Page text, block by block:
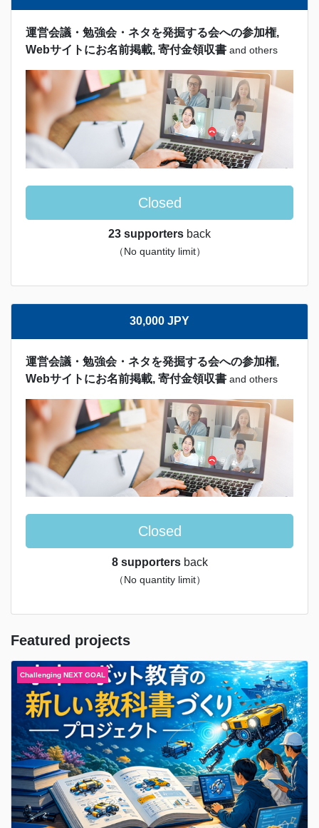
運営会議・勉強会・ネタを発掘する会への参加権,
Webサイトにお名前掲載, 寄付金領収書 and others
Closed
23 supporters back
（No quantity limit）
30,000 JPY
運営会議・勉強会・ネタを発掘する会への参加権,
Webサイトにお名前掲載, 寄付金領収書 and others
Closed
8 supporters back
（No quantity limit）
Featured projects